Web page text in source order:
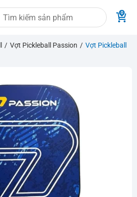
/ Vợt Pickleball Passion / Vợt Pickleball